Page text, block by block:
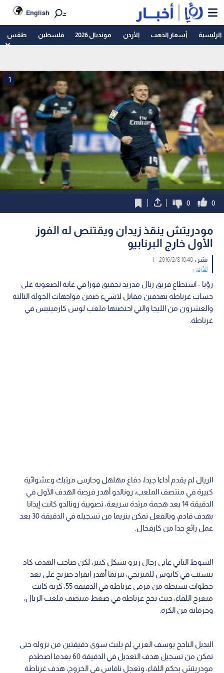
English
الرئيسية أسعار الذهب الأردن مونديال 2026 فلسطين طقس
1
0
0
مودريتش ينقذ زيدان ويقتنص له الفوز
الأول خارج البرنابيو
نشر :10:40 2016/2/8
|
الأردن
رؤيا - استطاع فريق ريال مدريد تحقيق فوزا في غاية الصعوبة على
حساب غرناطة بهدفين مقابل لاشيء ضمن مواجهات الجولة الثالثة
والعشرون من الليجا والتي احتضنها ملعب لوس كارمينيس في
غرناطة.
الريال لم يقدم أداءا جيدا، دفاع مهلهل وحارس مرتبك وعشوائية
كبيرة في منتصف الملعب، رونالدو أهدر فرصة الهدف الأول في
الدقيقة 14 بعد هجمة مرتدة سريعة، تصويبة رونالدو كانت إيذانا
بهدف قادم، وبالفعل تمكن بنزيما من تسجيله في الدقيقة 30 بعد
عمل رائع جدا من كارفخال.
الشوط الثاني عانى رجال زيزو بشكل كبير، لكن صاحب الهدف كاد
يتسبب في كابوس للميرنجي، بنزيما أهدر انفراد صريح على بعد
خطوات بسيطة من مرمى غرناطة في الدقيقة 55، كرته كانت
منعرج اللقاء، حيث نجح غرناطة في ضغط منتصف ملعب الريال،
وحرمانه من الكرة.
البديل الناجح يوسف العربي لم يلبث سوى دقيقتين من نزوله حتى
تمكن من تسجيل هدف التعديل في الدقيقة 60 بعدما اصطدم
مودريتش بحكم اللقاء، وتعجل نافاس في الخروج، هدف غرناطة